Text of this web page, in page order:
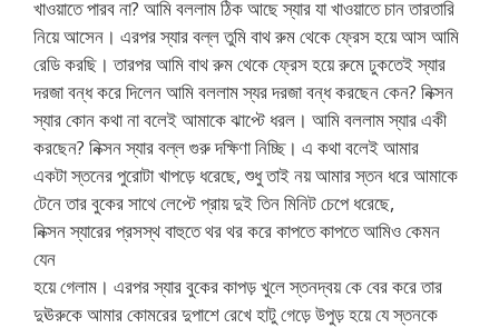
খাওয়াতে পারব না? আমি বললাম ঠিক আছে স্যার যা খাওয়াতে চান তারতারি
নিয়ে আসেন। এরপর স্যার বল্ল তুমি বাথ রুম থেকে ফ্রেস হয়ে আস আমি
রেডি করছি। তারপর আমি বাথ রুম থেকে ফ্রেস হয়ে রুমে ঢুকতেই স্যার
দরজা বন্ধ করে দিলেন আমি বললাম স্যর দরজা বন্ধ করছেন কেন? নিক্সন
স্যার কোন কথা না বলেই আমাকে ঝাপ্টে ধরল। আমি বললাম স্যার একী
করছেন? নিক্সন স্যার বল্ল গুরু দক্ষিণা নিচ্ছি। এ কথা বলেই আমার
একটা স্তনের পুরোটা খাপড়ে ধরেছে, শুধু তাই নয় আমার স্তন ধরে আমাকে
টেনে তার বুকের সাথে লেপ্টে প্রায় দুই তিন মিনিট চেপে ধরেছে,
নিক্সন স্যারের প্রসস্থ বাহুতে থর থর করে কাপতে কাপতে আমিও কেমন
যেন
হয়ে গেলাম। এরপর স্যার বুকের কাপড় খুলে স্তনদ্বয় কে বের করে তার
দুঊরুকে আমার কোমরের দুপাশে রেখে হাটু গেড়ে উপুড় হয়ে যে স্তনকে